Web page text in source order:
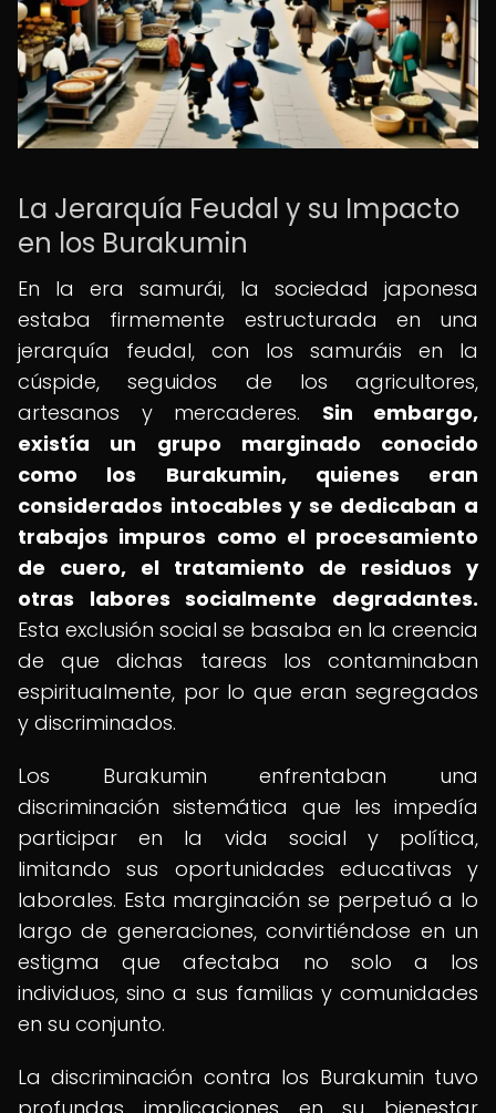
La Jerarquía Feudal y su Impacto
en los Burakumin
En la era samurái, la sociedad japonesa
estaba firmemente estructurada en una
jerarquía feudal, con los samuráis en la
cúspide, seguidos de los agricultores,
artesanos y mercaderes. Sin embargo,
existía un grupo marginado conocido
como los Burakumin, quienes eran
considerados intocables y se dedicaban a
trabajos impuros como el procesamiento
de cuero, el tratamiento de residuos y
otras labores socialmente degradantes.
Esta exclusión social se basaba en la creencia
de que dichas tareas los contaminaban
espiritualmente, por lo que eran segregados
y discriminados.
Los Burakumin enfrentaban una
discriminación sistemática que les impedía
participar en la vida social y política,
limitando sus oportunidades educativas y
laborales. Esta marginación se perpetuó a lo
largo de generaciones, convirtiéndose en un
estigma que afectaba no solo a los
individuos, sino a sus familias y comunidades
en su conjunto.
La discriminación contra los Burakumin tuvo